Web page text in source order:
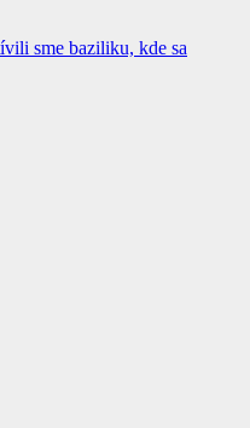
sme baziliku, kde sa